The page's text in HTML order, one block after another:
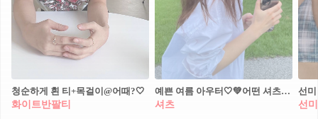
청순하게 흰 티+목걸이@어때?🤍
화이트반팔티
예쁜 여름 아우터🤍💚어떤 셔츠해? 여름에도 포기 못해🔥얇고 가벼운 셔츠로 예쁨추가
셔츠
선미